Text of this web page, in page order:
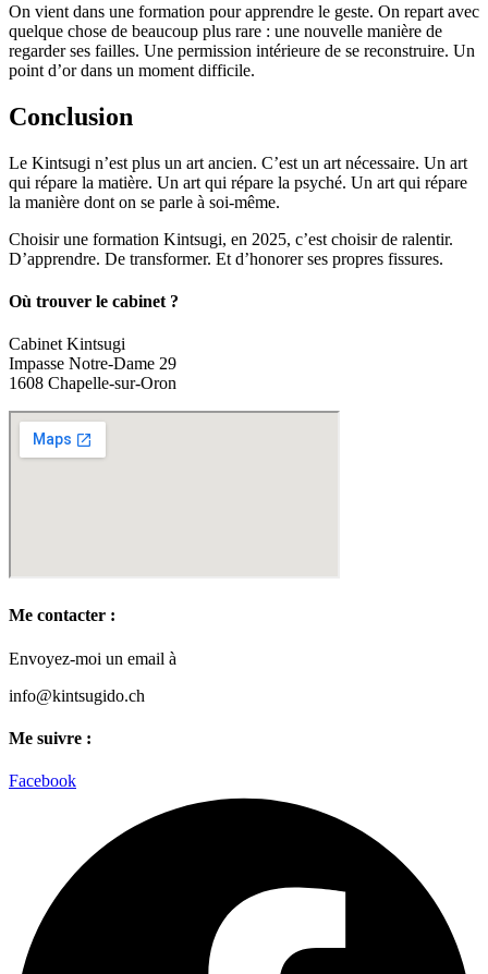
On vient dans une formation pour apprendre le geste. On repart avec
quelque chose de beaucoup plus rare : une nouvelle manière de
regarder ses failles. Une permission intérieure de se reconstruire. Un
point d’or dans un moment difficile.
Conclusion
Le Kintsugi n’est plus un art ancien. C’est un art nécessaire. Un art
qui répare la matière. Un art qui répare la psyché. Un art qui répare
la manière dont on se parle à soi-même.
Choisir une formation Kintsugi, en 2025, c’est choisir de ralentir.
D’apprendre. De transformer. Et d’honorer ses propres fissures.
Où trouver le cabinet ?
Cabinet Kintsugi
Impasse Notre-Dame 29
1608 Chapelle-sur-Oron
Me contacter :
Envoyez-moi un email à
info@kintsugido.ch
Me suivre :
Facebook